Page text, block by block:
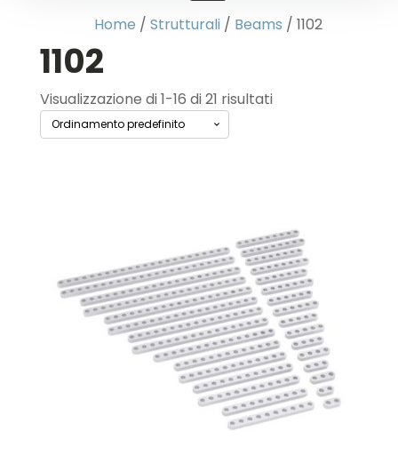
Home / Strutturali/ Beams / 1102
1102
Visualizzazione di 1-16 di 21 risultati